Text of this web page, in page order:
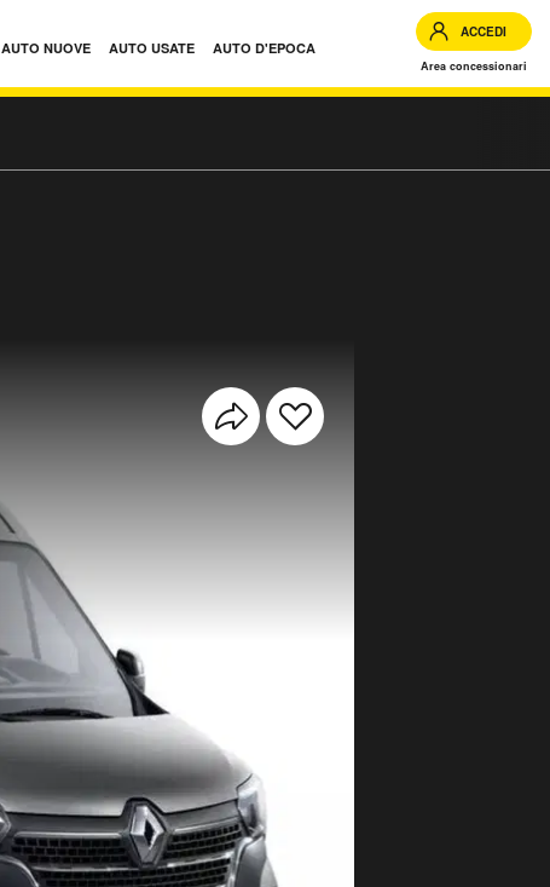
AUTO NUOVE AUTO USATE AUTO D'EPOCA
ACCEDI
Area concessionari